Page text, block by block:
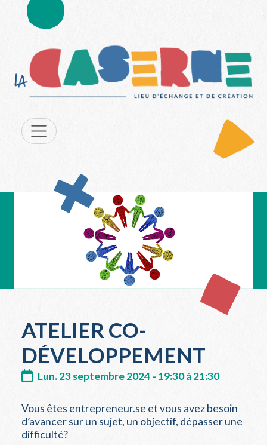
ATELIER CO-
DÉVELOPPEMENT
Lun. 23 septembre 2024 - 19:30 à 21:30
Vous êtes entrepreneur.se et vous avez besoin
d’avancer sur un sujet, un objectif, dépasser une
difficulté?